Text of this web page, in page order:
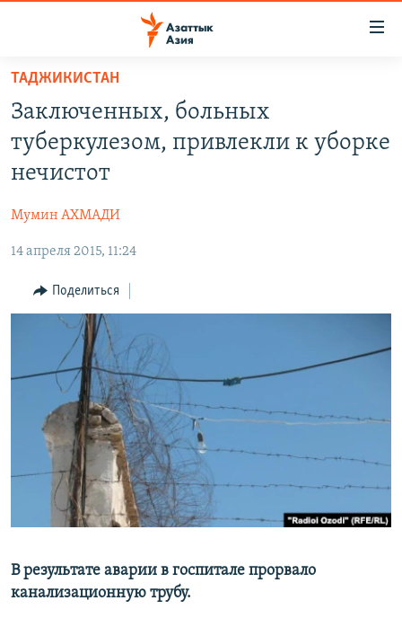
Вернуться
основному
содержанию
Вернутся
главной
навигации
Вернутся
поиску
КАЗАХСТАН
ТАДЖИКИСТАН
НОВОСТИ
ВОЙНА В УКРАИНЕ
КЫРГЫЗЧА
ЎЗБЕКЧА
ТОҶИКӢ
TÜRKMENÇE
Все сайты РСЕ/РС
ТАДЖИКИСТАН
Заключенных, больных
туберкулезом, привлекли к уборке
нечистот
Мумин АХМАДИ
14 апреля 2015, 11:24
Поделиться
В результате аварии в госпитале прорвало
канализационную трубу.